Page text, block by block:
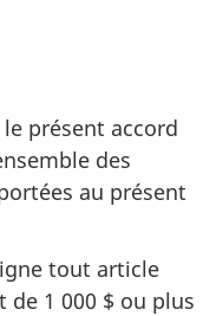
présent accord
des
au présent
tout article
1 000 $ ou plus